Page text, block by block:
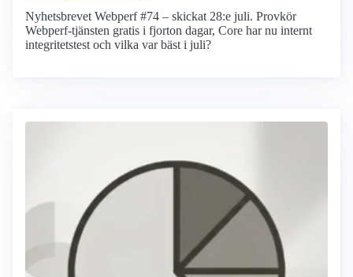
Nyhetsbrevet Webperf #74 – skickat 28:e juli. Provkör
Webperf-tjänsten gratis i fjorton dagar, Core har nu internt
integritetstest och vilka var bäst i juli?